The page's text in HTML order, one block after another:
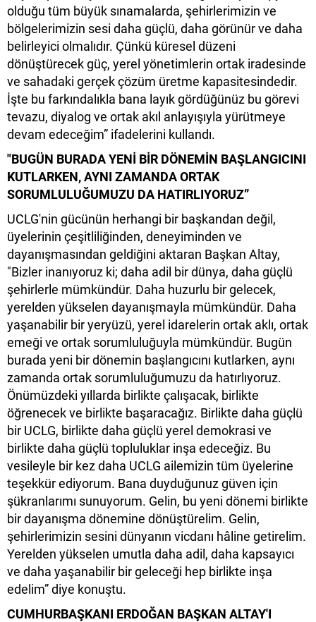
olduğu tüm büyük sınamalarda, şehirlerimizin ve
bölgelerimizin sesi daha güçlü, daha görünür ve daha
belirleyici olmalıdır. Çünkü küresel düzeni
dönüştürecek güç, yerel yönetimlerin ortak iradesinde
ve sahadaki gerçek çözüm üretme kapasitesindedir.
İşte bu farkındalıkla bana layık gördüğünüz bu görevi
tevazu, diyalog ve ortak akıl anlayışıyla yürütmeye
devam edeceğim” ifadelerini kullandı.
"BUGÜN BURADA YENİ BİR DÖNEMİN BAŞLANGICINI
KUTLARKEN, AYNI ZAMANDA ORTAK
SORUMLULUĞUMUZU DA HATIRLIYORUZ”
UCLG'nin gücünün herhangi bir başkandan değil,
üyelerinin çeşitliliğinden, deneyiminden ve
dayanışmasından geldiğini aktaran Başkan Altay,
"Bizler inanıyoruz ki; daha adil bir dünya, daha güçlü
şehirlerle mümkündür. Daha huzurlu bir gelecek,
yerelden yükselen dayanışmayla mümkündür. Daha
yaşanabilir bir yeryüzü, yerel idarelerin ortak aklı, ortak
emeği ve ortak sorumluluğuyla mümkündür. Bugün
burada yeni bir dönemin başlangıcını kutlarken, aynı
zamanda ortak sorumluluğumuzu da hatırlıyoruz.
Önümüzdeki yıllarda birlikte çalışacak, birlikte
öğrenecek ve birlikte başaracağız. Birlikte daha güçlü
bir UCLG, birlikte daha güçlü yerel demokrasi ve
birlikte daha güçlü topluluklar inşa edeceğiz. Bu
vesileyle bir kez daha UCLG ailemizin tüm üyelerine
teşekkür ediyorum. Bana duyduğunuz güven için
şükranlarımı sunuyorum. Gelin, bu yeni dönemi birlikte
bir dayanışma dönemine dönüştürelim. Gelin,
şehirlerimizin sesini dünyanın vicdanı hâline getirelim.
Yerelden yükselen umutla daha adil, daha kapsayıcı
ve daha yaşanabilir bir geleceği hep birlikte inşa
edelim” diye konuştu.
CUMHURBAŞKANI ERDOĞAN BAŞKAN ALTAY'I